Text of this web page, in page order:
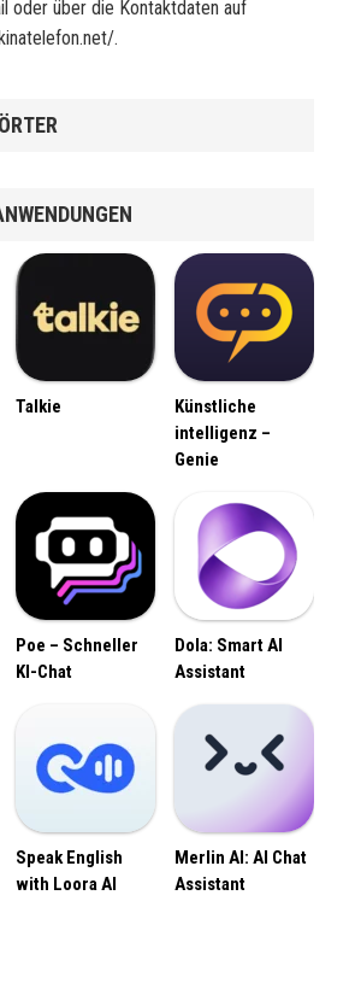
oder über die Kontaktdaten auf
.
Talkie
Künstliche
intelligenz –
Genie
Poe – Schneller
KI-Chat
Dola: Smart AI
Assistant
Speak English
with Loora AI
Merlin AI: AI Chat
Assistant